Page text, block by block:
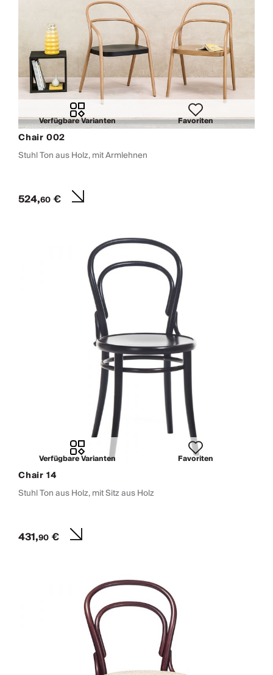
Verfügbare Varianten Favoriten
Chair 002
Stuhl Ton aus Holz, mit Armlehnen
524,60€
Verfügbare Varianten Favoriten
Chair 14
Stuhl Ton aus Holz, mit Sitz aus Holz
431,90€